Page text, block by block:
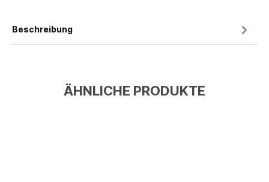
Beschreibung
ÄHNLICHE PRODUKTE